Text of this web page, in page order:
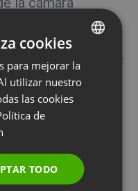
que esté
la
si desea permitir
sí mismos la
del orador
con el modo Edu
eficientes y sin
ENGLISH
FRENCH
RUSSIAN
SPANISH
cookies
para mejorar la
utilizar nuestro
las cookies
de
TODO